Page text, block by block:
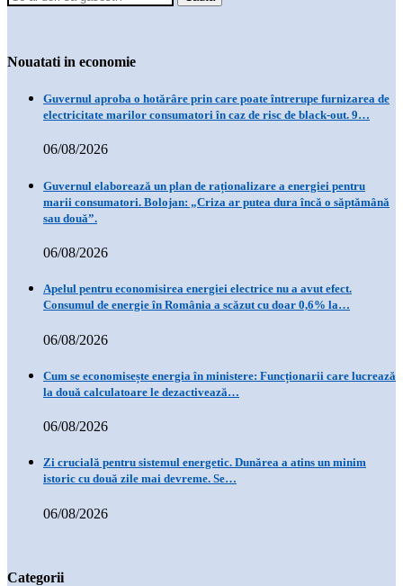
Nouatati in economie
Guvernul aproba o hotărâre prin care poate întrerupe furnizarea de
electricitate marilor consumatori în caz de risc de black-out. 9…
06/08/2026
Guvernul elaborează un plan de raționalizare a energiei pentru
marii consumatori. Bolojan: „Criza ar putea dura încă o săptămână
sau două”.
06/08/2026
Apelul pentru economisirea energiei electrice nu a avut efect.
Consumul de energie în România a scăzut cu doar 0,6% la…
06/08/2026
Cum se economisește energia în ministere: Funcționarii care lucrează
la două calculatoare le dezactivează…
06/08/2026
Zi crucială pentru sistemul energetic. Dunărea a atins un minim
istoric cu două zile mai devreme. Se…
06/08/2026
Categorii